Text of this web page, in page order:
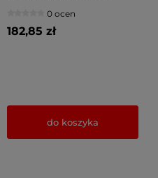
na przegubach
0 ocen
182,85 zł
do koszyka